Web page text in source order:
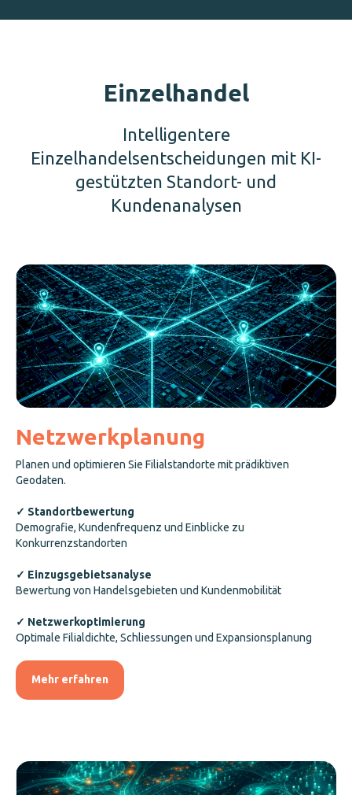
Einzelhandel
Intelligentere
Einzelhandelsentscheidungen mit KI-
gestützten Standort- und
Kundenanalysen
Netzwerkplanung
Planen und optimieren Sie Filialstandorte mit prädiktiven
Geodaten.
✓ Standortbewertung
Demografie, Kundenfrequenz und Einblicke zu
Konkurrenzstandorten
✓ Einzugsgebietsanalyse
Bewertung von Handelsgebieten und Kundenmobilität
✓ Netzwerkoptimierung
Optimale Filialdichte, Schliessungen und Expansionsplanung
Mehr erfahren